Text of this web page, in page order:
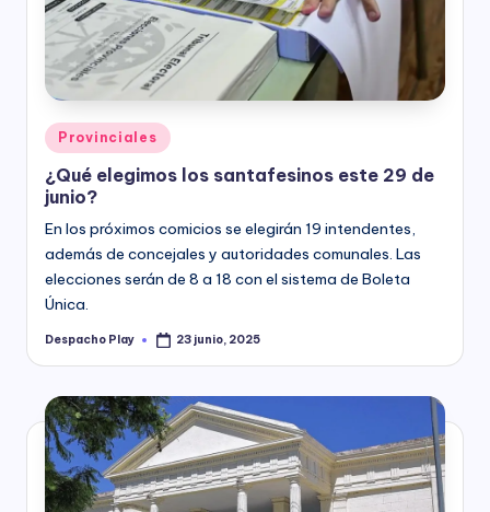
Posted
in
Provinciales
¿Qué elegimos los santafesinos este 29 de
junio?
En los próximos comicios se elegirán 19 intendentes,
además de concejales y autoridades comunales. Las
elecciones serán de 8 a 18 con el sistema de Boleta
Única.
Posted
Despacho Play 23 junio, 2025